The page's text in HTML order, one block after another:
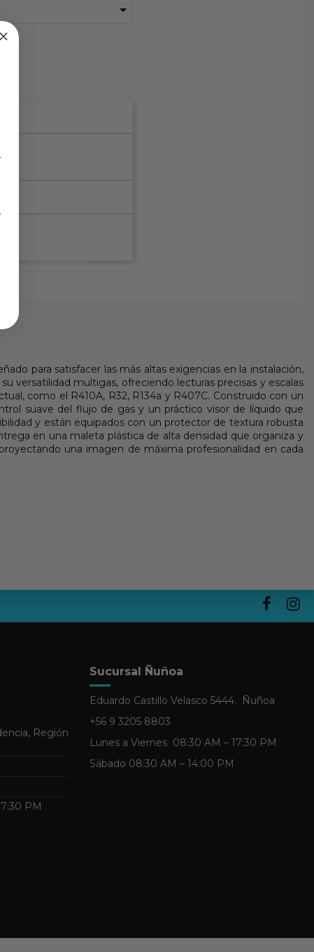
para satisfacer las más altas exigencias en la instalación,
versatilidad multigas, ofreciendo lecturas precisas y escalas
como el R410A, R32, R134a y R407C. Construido con un
suave del flujo de gas y un práctico visor de líquido que
y están equipados con un protector de textura robusta
en una maleta plástica de alta densidad que organiza y
una imagen de máxima profesionalidad en cada
Región
PM
Sucursal Ñuñoa
Eduardo Castillo Velasco 5444. Ñuñoa
+56 9 3205 8803
Lunes a Viernes 08:30 AM – 17:30 PM
Sábado 08:30 AM – 14:00 PM